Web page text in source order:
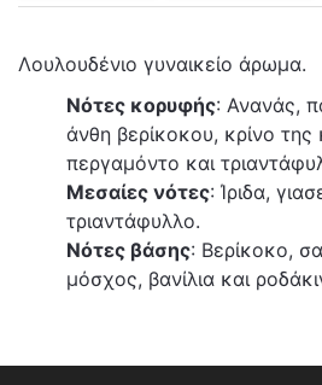
Λουλουδένιο γυναικείο άρωμα.
Νότες κορυφής: Ανανάς,
άνθη βερίκοκου, κρίνο της
περγαμόντο και
Μεσαίες νότες: Ίριδα,
τριαντάφυλλο.
Νότες βάσης: Βερίκοκο,
μόσχος, βανίλια και